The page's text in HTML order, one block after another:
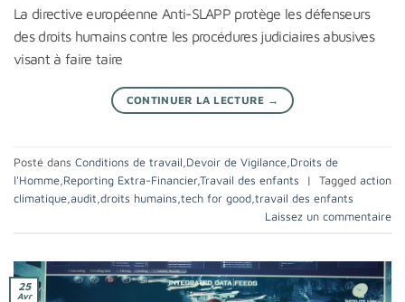
La directive européenne Anti-SLAPP protège les défenseurs
des droits humains contre les procédures judiciaires abusives
visant à faire taire
CONTINUER LA LECTURE →
Posté dans Conditions de travail Devoir de Vigilance Droits de
l'Homme Reporting Extra-Financier,Travail des enfants | Tagged action
climatique audit droits humains tech for good travail des enfants
Laissez un commentaire
25
Avr